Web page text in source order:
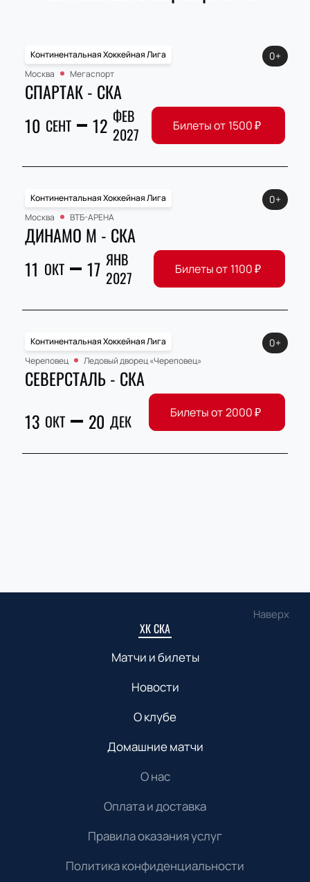
Континентальная Хоккейная Лига
Москва
Мегаспорт
СПАРТАК - СКА
10 СЕНТ 12 ФЕВ
2027
0+
Билеты от 1500₽
Континентальная Хоккейная Лига
Москва
ВТБ-АРЕНА
ДИНАМО М - СКА
11 ОКТ 17 ЯНВ
2027
0+
Билеты от 1100₽
Континентальная Хоккейная Лига
Череповец
Ледовый дворец «Череповец»
СЕВЕРСТАЛЬ - СКА
13 ОКТ 20 ДЕК
0+
Билеты от2000₽
Наверх
ХК СКА
Матчи и билеты
Новости
О клубе
Домашние матчи
О нас
Оплата и доставка
Правила оказания услуг
Политика конфиденциальности